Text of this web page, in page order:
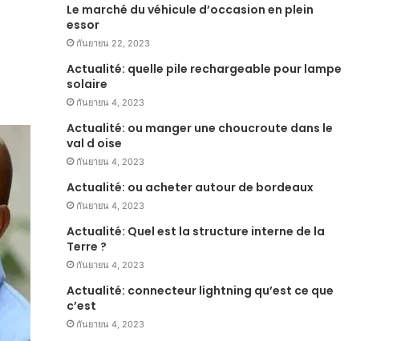
Le marché du véhicule d’occasion en plein
essor
กันยายน 22, 2023
Actualité: quelle pile rechargeable pour lampe
solaire
กันยายน 4, 2023
Actualité: ou manger une choucroute dans le
val d oise
กันยายน 4, 2023
Actualité: ou acheter autour de bordeaux
กันยายน 4, 2023
Actualité: Quel est la structure interne de la
Terre ?
กันยายน 4, 2023
Actualité: connecteur lightning qu’est ce que
c’est
กันยายน 4, 2023